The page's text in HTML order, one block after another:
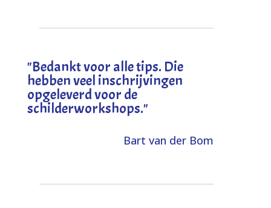
"Bedankt voor alle tips. Die
hebben veel inschrijvingen
opgeleverd voor de
schilderworkshops."
Bart van der Bom